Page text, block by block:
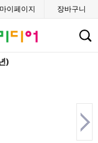
마이페이지 장바구니
)